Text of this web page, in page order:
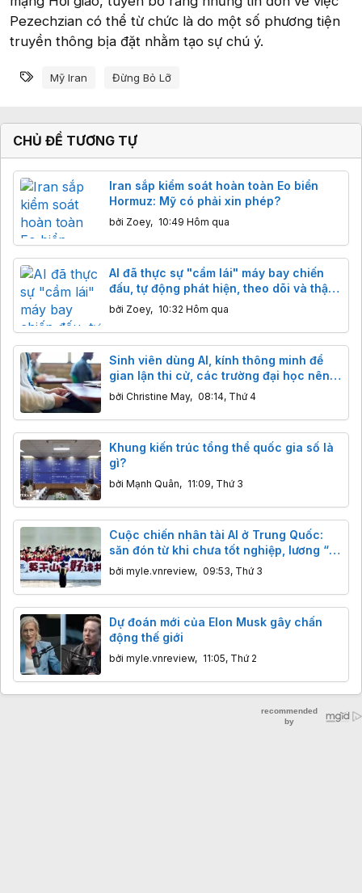
Pezechzian có thể từ chức là do một số phương tiện
truyền thông bịa đặt nhằm tạo sự chú ý.
Từ khóa
Mỹ Iran Đừng Bỏ Lỡ
CHỦ ĐỀ TƯƠNG TỰ
Iran sắp kiểm soát hoàn toàn Eo biển
Hormuz: Mỹ có phải xin phép?
bởi Zoey, 10:49 Hôm qua
AI đã thực sự "cầm lái" máy bay chiến
đấu, tự động phát hiện, theo dõi và thậm
chí đánh chặn mục tiêu
bởi Zoey, 10:32 Hôm qua
Sinh viên dùng AI, kính thông minh để
gian lận thi cử, các trường đại học nên
làm gì?
bởi Christine May, 08:14, Thứ 4
Khung kiến trúc tổng thể quốc gia số là
gì?
bởi Mạnh Quân, 11:09, Thứ 3
Cuộc chiến nhân tài AI ở Trung Quốc:
săn đón từ khi chưa tốt nghiệp, lương “x”
16 lần
bởi myle.vnreview, 09:53, Thứ 3
Dự đoán mới của Elon Musk gây chấn
động thế giới
bởi myle.vnreview, 11:05, Thứ 2